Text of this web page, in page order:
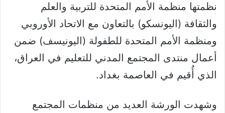
نظمتها منظمة الأمم المتحدة للتربية والعلم
والثقافة (اليونسكو) بالتعاون مع الاتحاد الأوروبي
ومنظمة الأمم المتحدة للطفولة (اليونيسف) ضمن
أعمال منتدى المجتمع المدني للتعليم في العراق،
الذي أُقيم في العاصمة بغداد.
وشهدت الورشة العديد من منظمات المجتمع